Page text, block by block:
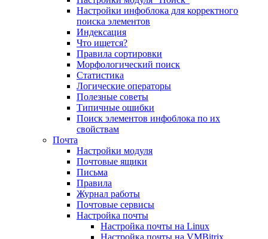
Настройки инфоблока для корректного
поиска элементов
Индексация
Что ищется?
Правила сортировки
Морфологический поиск
Статистика
Логические операторы
Полезные советы
Типичные ошибки
Поиск элементов инфоблока по их
свойствам
Почта
Настройки модуля
Почтовые ящики
Письма
Правила
Журнал работы
Почтовые сервисы
Настройка почты
Настройка почты на Linux
Настройка почты на VMBitrix